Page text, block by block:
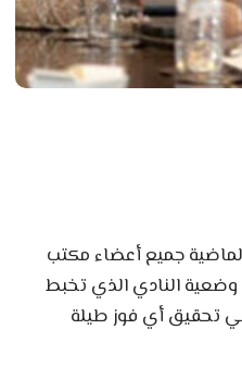
جميع أعضاء مكتب
وضعية النادي الذي تخبط
تحقيق أي فوز طيلة